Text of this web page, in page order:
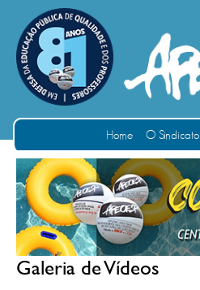
Home O Sindicato
Galeria de Vídeos